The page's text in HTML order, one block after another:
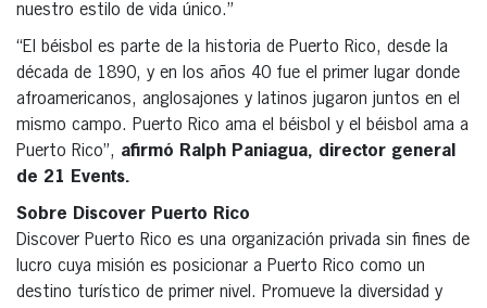
nuestro estilo de vida único.”
“El béisbol es parte de la historia de Puerto Rico, desde la
década de 1890, y en los años 40 fue el primer lugar donde
afroamericanos, anglosajones y latinos jugaron juntos en el
mismo campo. Puerto Rico ama el béisbol y el béisbol ama a
Puerto Rico”, afirmó Ralph Paniagua, director general
de 21 Events.
Sobre Discover Puerto Rico
Discover Puerto Rico es una organización privada sin fines de
lucro cuya misión es posicionar a Puerto Rico como un
destino turístico de primer nivel. Promueve la diversidad y